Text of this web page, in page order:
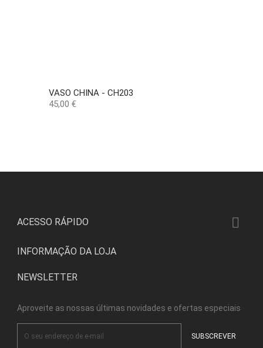
VASO CHINA - CH203
Preço
45,00 €
ACESSO RÁPIDO 
INFORMAÇÃO DA LOJA
NEWSLETTER
Aproveite as nossas últimas novidades e ofertas especiais